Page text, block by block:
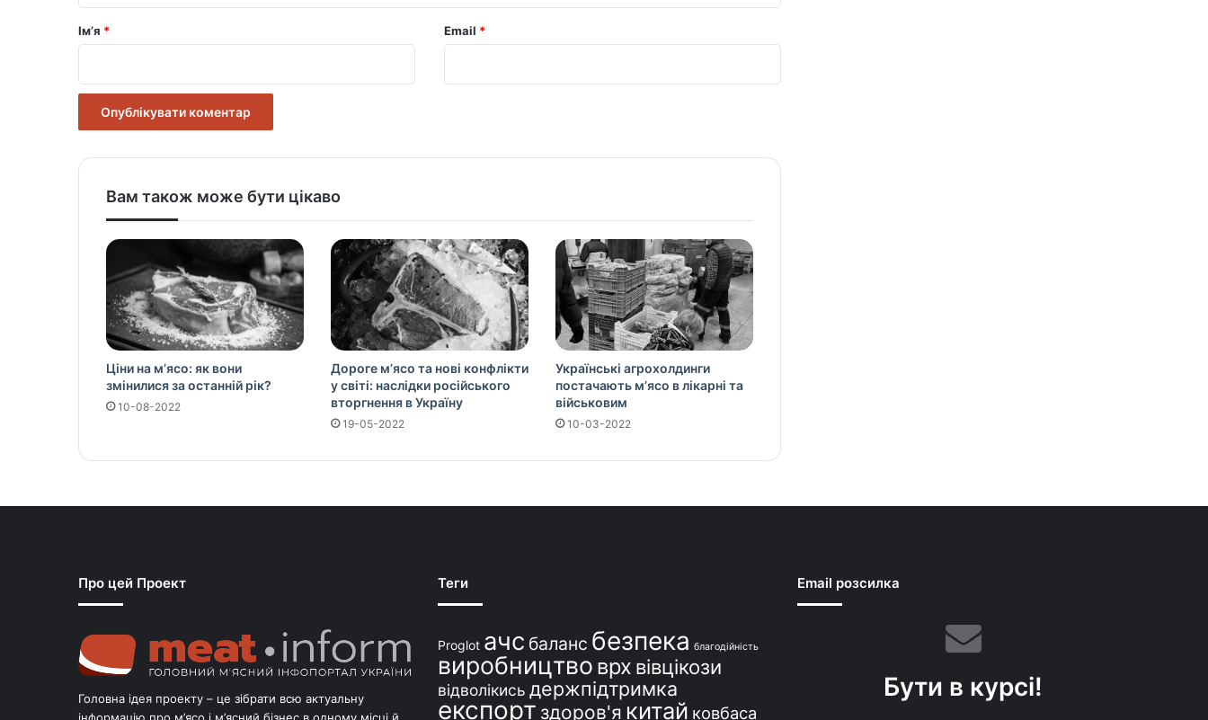
р
*
Ім’я * Email *
Вам також може бути цікаво
Ціни на м’ясо: як вони
змінилися за останній рік?
10-08-2022
Дороге м’ясо та нові конфлікти
у світі: наслідки російського
вторгнення в Україну
19-05-2022
Українські агрохолдинги
постачають м’ясо в лікарні та
військовим
10-03-2022
Про цей Проект
Головна ідея проекту – це зібрати всю актуальну
Теги
Proglot ачс баланс безпека благодійність
виробництво врх вівцікози
відволікись держпідтримка
експорт здоров'я китай ковбаса
Email розсилка
Бути в курсі!